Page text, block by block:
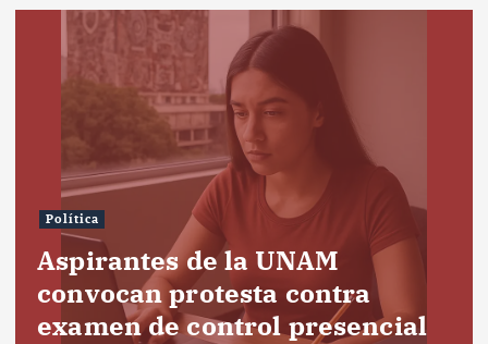
Política
Aspirantes de la UNAM
convocan protesta contra
examen de control presencial